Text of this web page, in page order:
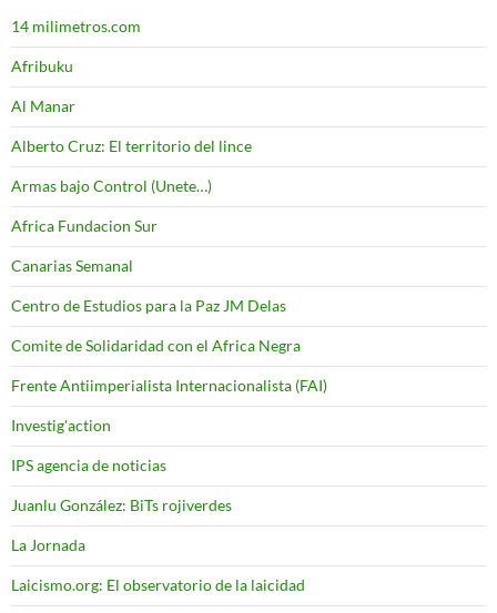
14 milimetros.com
Afribuku
Al Manar
Alberto Cruz: El territorio del lince
Armas bajo Control (Unete…)
Africa Fundacion Sur
Canarias Semanal
Centro de Estudios para la Paz JM Delas
Comite de Solidaridad con el Africa Negra
Frente Antiimperialista Internacionalista (FAI)
Investig'action
IPS agencia de noticias
Juanlu González: BiTs rojiverdes
La Jornada
Laicismo.org: El observatorio de la laicidad